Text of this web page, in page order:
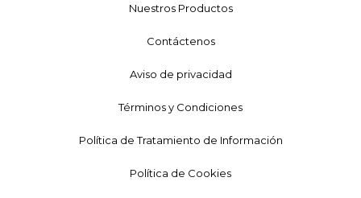
Nuestros Productos
Contáctenos
Aviso de privacidad
Términos y Condiciones
Política de Tratamiento de Información
Política de Cookies